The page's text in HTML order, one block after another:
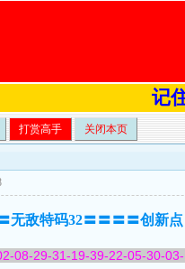
记
打赏高手 关闭本页
无敌特码32〓〓〓〓创新点
08-29-31-19-39-22-05-30-